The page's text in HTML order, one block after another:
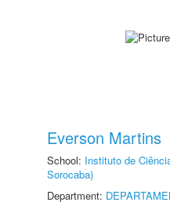
Everson Martins
School: Instituto de
Sorocaba)
Department: